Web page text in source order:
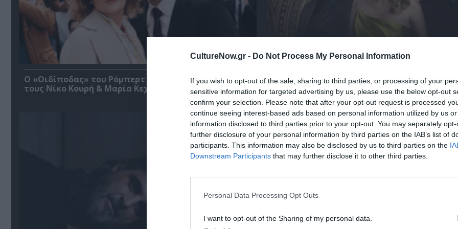
CultureNow.gr - Do Not Process My Personal Information
If you wish to opt-out of the sale, sharing to third parties, or processing of your
sensitive information for targeted advertising by us, please use the below opt-out
confirm your selection. Please note that after your opt-out request is processed
continue seeing interest-based ads based on personal information utilized by us
information disclosed to third parties prior to your opt-out. You may separately
further disclosure of your personal information by third parties on the IAB’s list of
participants. This information may also be disclosed by us to third parties on the
Downstream Participants that may further disclose it to other third parties.
Personal Data Processing Opt Outs
I want to opt-out of the Sharing of my personal data.
O «Οιδίποδας» του Ρόμπερτ Άικ ξανά στη Στέγη – Με
τους Νίκο Κουρή & Μαρία Κεχαγιόγλου
Θεοδώρα, Αυτοκράτειρα του Βυζαντίου: Η
ελληνική όπερα του Θεόδωρου Στάθη στο
Ολύμπια